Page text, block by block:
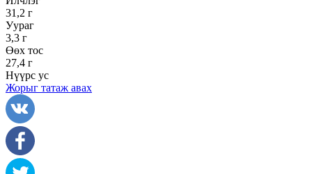
31,2 г
Уураг
3,3 г
Өөх тос
27,4 г
Нүүрс ус
Жорыг татаж авах